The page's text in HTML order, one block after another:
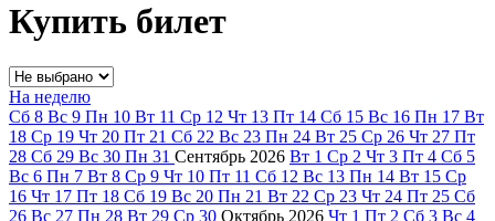
Купить билет
На неделю
Сб 8 Вс 9 Пн 10 Вт 11 Ср 12 Чт 13 Пт 14 Сб 15 Вс 16 Пн 17 Вт
18 Ср 19 Чт 20 Пт 21 Сб 22 Вс 23 Пн 24 Вт 25 Ср 26 Чт 27 Пт
28 Сб 29 Вс 30 Пн 31 Сентябрь 2026 Вт 1 Ср 2 Чт 3 Пт 4 Сб 5
Вс 6 Пн 7 Вт 8 Ср 9 Чт 10 Пт 11 Сб 12 Вс 13 Пн 14 Вт 15 Ср
16 Чт 17 Пт 18 Сб 19 Вс 20 Пн 21 Вт 22 Ср 23 Чт 24 Пт 25 Сб
26 Вс 27 Пн 28 Вт 29 Ср 30 Октябрь 2026 Чт 1 Пт 2 Сб 3 Вс 4